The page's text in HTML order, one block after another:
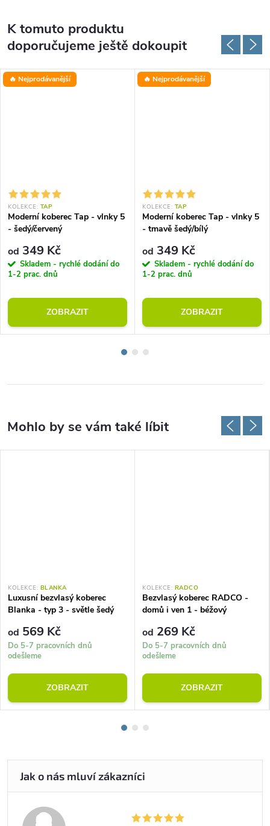
K tomuto produktu
doporučujeme ještě dokoupit
🔥 Nejprodávanější
KOLEKCE: TAP
Moderní koberec Tap - vlnky 5
- šedý/červený
od 349 Kč
Skladem - rychlé dodání do
1-2 prac. dnů
ZOBRAZIT
🔥 Nejprodávanější
KOLEKCE: TAP
Moderní koberec Tap - vlnky 5
- tmavě šedý/bílý
od 349 Kč
Skladem - rychlé dodání do
1-2 prac. dnů
ZOBRAZIT
KOLEKCE: BLANKA
Luxusní bezvlasý koberec
Blanka - typ 3 - světle šedý
od 569 Kč
Do 5-7 pracovních dnů
odešleme
ZOBRAZIT
KOLEKCE: RADCO
Bezvlasý koberec RADCO -
domů i ven 1 - béžový
od 269 Kč
Do 5-7 pracovních dnů
odešleme
ZOBRAZIT